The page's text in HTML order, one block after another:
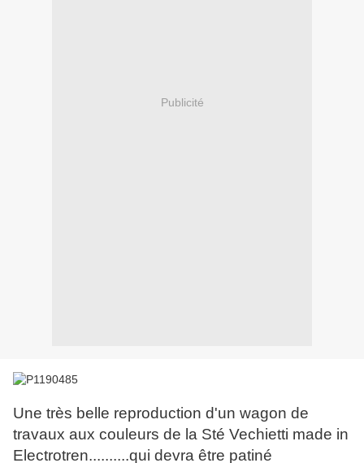
Publicité
Une très belle reproduction d'un wagon de
travaux aux couleurs de la Sté Vechietti made in
Electrotren..........qui devra être patiné